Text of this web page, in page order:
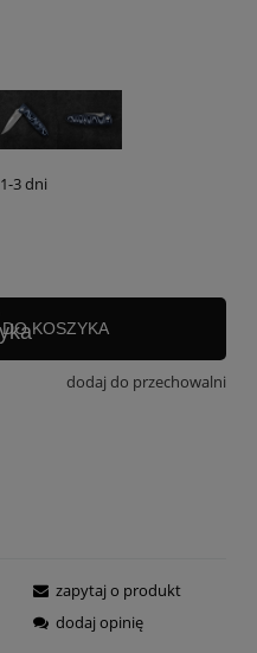
1-3 dni
DO KOSZYKA
dodaj do przechowalni
zapytaj o produkt
dodaj opinię